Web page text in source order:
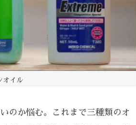
オイル
のか悩む。これまで三種類のオ